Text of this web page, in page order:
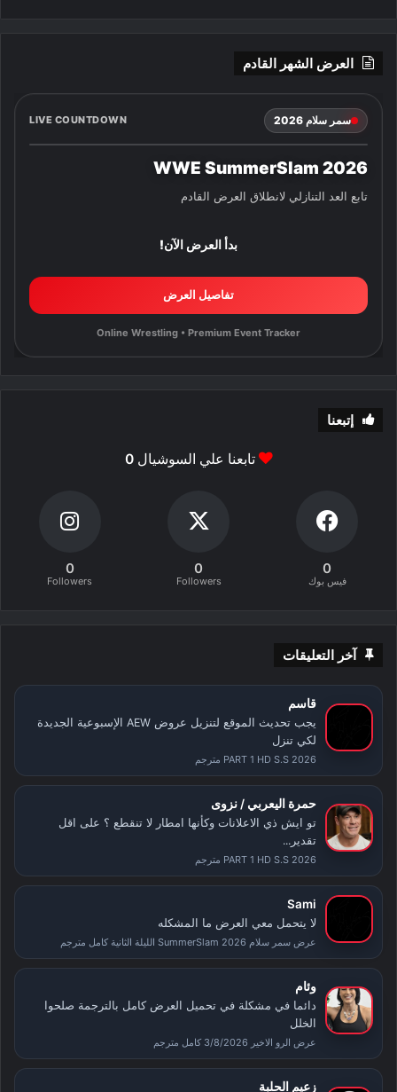
العرض الشهر القادم
سمر سلام 2026 LIVE COUNTDOWN
WWE SummerSlam 2026
تابع العد التنازلي لانطلاق العرض القادم
بدأ العرض الآن!
تفاصيل العرض
Online Wrestling • Premium Event Tracker
إتبعنا
تابعنا علي السوشيال0
0
فيس بوك
0
Followers
0
Followers
آخر التعليقات
قاسم
يجب تحديث الموقع لتنزيل عروض AEW الإسبوعية الجديدة
لكي تنزل
PART 1 HD S.S 2026 مترجم
حمرة اليعربي / نزوى
تو ايش ذي الاعلانات وكأنها امطار لا تنقطع ؟ على اقل
تقدير...
PART 1 HD S.S 2026 مترجم
Sami
لا يتحمل معي العرض ما المشكله
عرض سمر سلام SummerSlam 2026 الليلة الثانية كامل مترجم
وئام
دائما في مشكلة في تحميل العرض كامل بالترجمة صلحوا
الخلل
عرض الرو الاخير 3/8/2026 كامل مترجم
زعيم الحلبة